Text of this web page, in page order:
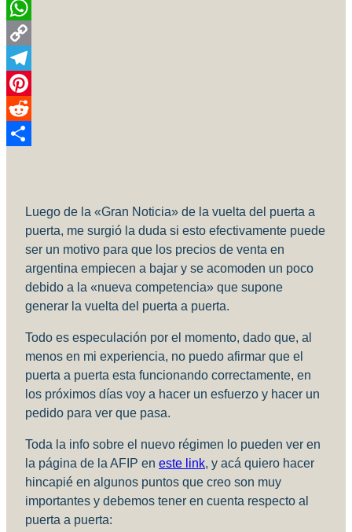
Email
WhatsApp
Copy
Link
Telegram
Pinterest
Reddit
Luego de la «Gran Noticia» de la vuelta del puerta a
puerta, me surgió la duda si esto efectivamente puede
ser un motivo para que los precios de venta en
argentina empiecen a bajar y se acomoden un poco
debido a la «nueva competencia» que supone
generar la vuelta del puerta a puerta.
Todo es especulación por el momento, dado que, al
menos en mi experiencia, no puedo afirmar que el
puerta a puerta esta funcionando correctamente, en
los próximos días voy a hacer un esfuerzo y hacer un
pedido para ver que pasa.
Toda la info sobre el nuevo régimen lo pueden ver en
la página de la AFIP en este link, y acá quiero hacer
hincapié en algunos puntos que creo son muy
importantes y debemos tener en cuenta respecto al
puerta a puerta: